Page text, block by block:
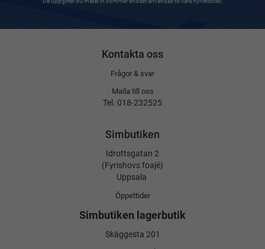
Kontakta oss
Frågor & svar
Maila till oss
Tel. 018-232525
Simbutiken
Idrottsgatan 2
(Fyrishovs foajé)
Uppsala
Öppettider
Simbutiken lagerbutik
Skäggesta 201